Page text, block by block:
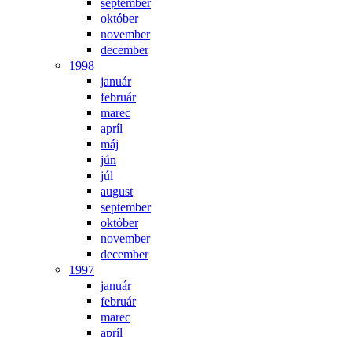
október
november
december
1998
január
február
marec
apríl
máj
jún
júl
august
september
október
november
december
1997
január
február
marec
apríl